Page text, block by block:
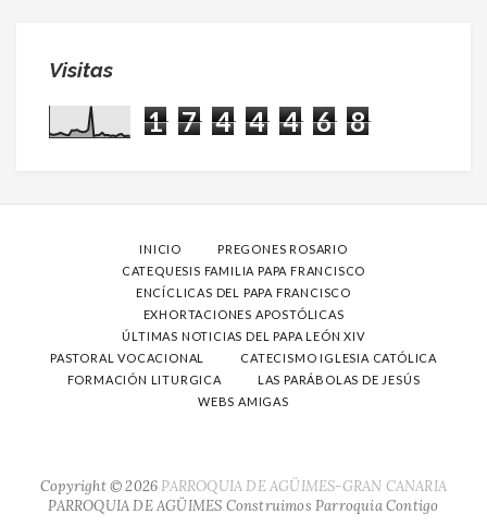
Visitas
1 7 4 4 4 6 8
INICIO
PREGONES ROSARIO
CATEQUESIS FAMILIA PAPA FRANCISCO
ENCÍCLICAS DEL PAPA FRANCISCO
EXHORTACIONES APOSTÓLICAS
ÚLTIMAS NOTICIAS DEL PAPA LEÓN XIV
PASTORAL VOCACIONAL
CATECISMO IGLESIA CATÓLICA
FORMACIÓN LITURGICA
LAS PARÁBOLAS DE JESÚS
WEBS AMIGAS
Copyright ©2026 PARROQUIA DE AGÜIMES-GRAN CANARIA
PARROQUIA DE AGÜIMES Construimos Parroquia Contigo